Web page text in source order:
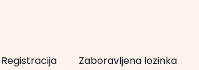
Registracija Zaboravljena lozinka